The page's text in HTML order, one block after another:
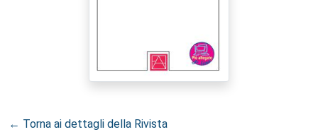
← Torna ai dettagli della Rivista